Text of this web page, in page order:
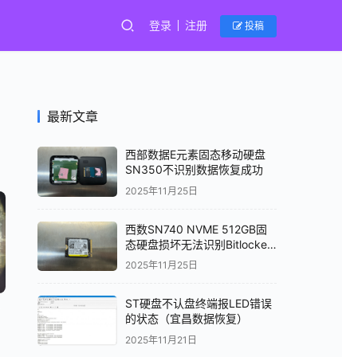
登录 注册 投稿
最新文章
西部数据E元素固态移动硬盘
SN350不识别数据恢复成功
2025年11月25日
西数SN740 NVME 512GB固
态硬盘损坏无法识别Bitlocker
加密解密数据恢复成功
2025年11月25日
ST硬盘不认盘终端报LED错误
的状态（宜昌数据恢复）
2025年11月21日